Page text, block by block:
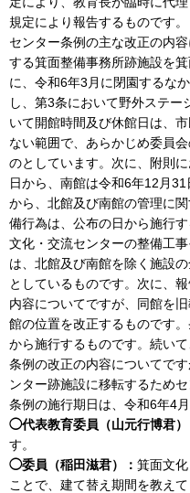
規定により報告するものです
センター条例の主な改正の内
する箕面整備事務所跡施設を
に、令和6年3月に閉園するな
し、第3条において野外ステ
いて開館時間及び休館日は、
ない範囲で、あらかじめ委員
のとしています。次に、附則
日から、南館は令和6年12月
から、北館及び南館の管理に
備行為は、公布の日から施行
文化・交流センターの整備工
は、北館及び南館を除く施設
としているものです。次に、
内容についてですが、同館を
館の位置を改正するものです
から施行するものです。続い
条例の改正の内容についてで
ンター跡施設に移転するため
条例の施行期日は、令和6年4
◯代表教育委員（山元行博君）
す。
◯委員（稲田滋君）： 箕面文
ことで、建て替え期間を教えて